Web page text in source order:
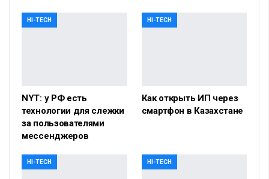
HI-TECH
NYT: у РФ есть
технологии для слежки
за пользователями
мессенджеров
HI-TECH
Как открыть ИП через
смартфон в Казахстане
HI-TECH HI-TECH